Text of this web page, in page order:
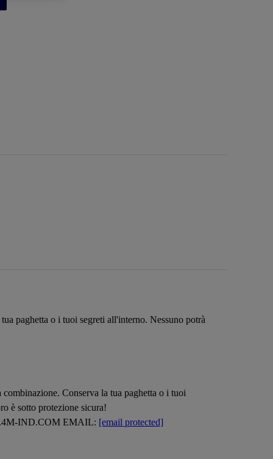
paghetta o i tuoi segreti all'interno. Nessuno potrà
Conserva la tua paghetta o i tuoi
è sotto protezione sicura!
IND.COM EMAIL: [email protected]